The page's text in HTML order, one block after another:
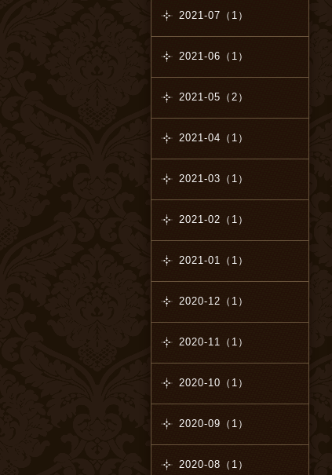
2021-07（1）
2021-06（1）
2021-05（2）
2021-04（1）
2021-03（1）
2021-02（1）
2021-01（1）
2020-12（1）
2020-11（1）
2020-10（1）
2020-09（1）
2020-08（1）